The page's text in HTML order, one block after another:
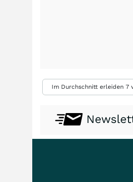
Im Durchschnitt erleiden 7